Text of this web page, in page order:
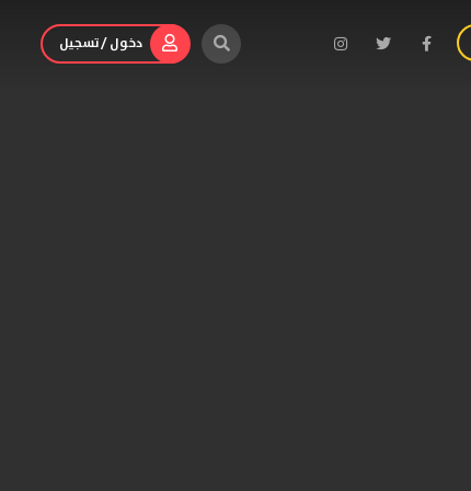
دخول / تسجيل